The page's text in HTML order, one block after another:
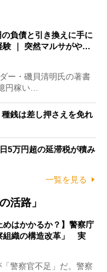
の負債と引き換えに手に
験 ｜ 突然マルサがや…
ー・磯貝清明氏の著書
円稼い…
銭は差し押さえを免れ
5万円超の延滞税が積み
一覧を見る
活路」
めはかかるか？】警察庁
組織の構造改革」 実
警察官不足」だ。警察